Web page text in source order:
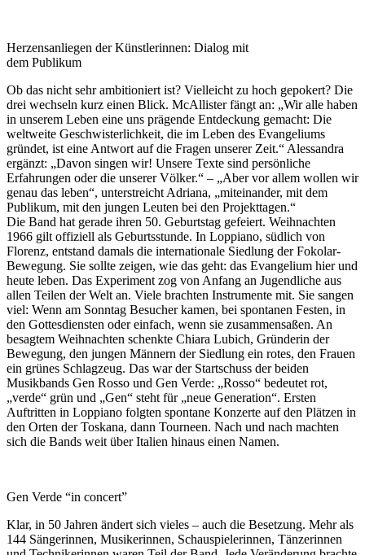
Herzensanliegen der Künstlerinnen: Dialog mit
dem Publikum
Ob das nicht sehr ambitioniert ist? Vielleicht zu hoch gepokert? Die
drei wechseln kurz einen Blick. McAllister fängt an: „Wir alle haben
in unserem Leben eine uns prägende Entdeckung gemacht: Die
weltweite Geschwisterlichkeit, die im Leben des Evangeliums
gründet, ist eine Antwort auf die Fragen unserer Zeit.“ Alessandra
ergänzt: „Davon singen wir! Unsere Texte sind persönliche
Erfahrungen oder die unserer Völker.“ – „Aber vor allem wollen wir
genau das leben“, unterstreicht Adriana, „miteinander, mit dem
Publikum, mit den jungen Leuten bei den Projekttagen.“
Die Band hat gerade ihren 50. Geburtstag gefeiert. Weihnachten
1966 gilt offiziell als Geburtsstunde. In Loppiano, südlich von
Florenz, entstand damals die internationale Siedlung der Fokolar-
Bewegung. Sie sollte zeigen, wie das geht: das Evangelium hier und
heute leben. Das Experiment zog von Anfang an Jugendliche aus
allen Teilen der Welt an. Viele brachten Instrumente mit. Sie sangen
viel: Wenn am Sonntag Besucher kamen, bei spontanen Festen, in
den Gottesdiensten oder einfach, wenn sie zusammensaßen. An
besagtem Weihnachten schenkte Chiara Lubich, Gründerin der
Bewegung, den jungen Männern der Siedlung ein rotes, den Frauen
ein grünes Schlagzeug. Das war der Startschuss der beiden
Musikbands Gen Rosso und Gen Verde: „Rosso“ bedeutet rot,
„verde“ grün und „Gen“ steht für „neue Generation“. Ersten
Auftritten in Loppiano folgten spontane Konzerte auf den Plätzen in
den Orten der Toskana, dann Tourneen. Nach und nach machten
sich die Bands weit über Italien hinaus einen Namen.
Gen Verde “in concert”
Klar, in 50 Jahren ändert sich vieles – auch die Besetzung. Mehr als
144 Sängerinnen, Musikerinnen, Schauspielerinnen, Tänzerinnen